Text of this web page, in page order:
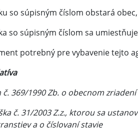
so súpisným číslom obstará
so súpisným číslom sa
potrebný pre vybavenie tejto
č. 369/1990 Zb. o obecnom zriadení
č. 31/2003 Z.z., ktorou sa
a o číslovaní stavie